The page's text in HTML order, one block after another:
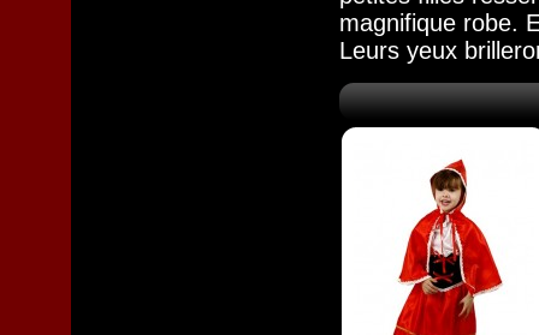
magnifique robe.
Leurs yeux